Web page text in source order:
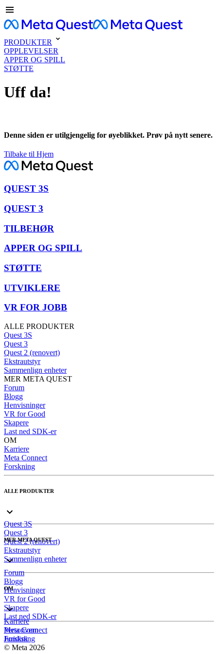
PRODUKTER
OPPLEVELSER
APPER OG SPILL
STØTTE
Uff da!
Denne siden er utilgjengelig for øyeblikket. Prøv på nytt senere.
Tilbake til Hjem
QUEST 3S
QUEST 3
TILBEHØR
APPER OG SPILL
STØTTE
UTVIKLERE
VR FOR JOBB
ALLE PRODUKTER
Quest 3S
Quest 3
Quest 2 (renovert)
Ekstrautstyr
Sammenlign enheter
MER META QUEST
Forum
Blogg
Henvisninger
VR for Good
Skapere
Last ned SDK-er
OM
Karriere
Meta Connect
Forskning
ALLE PRODUKTER
Quest 3S
Quest 3
Quest 2 (renovert)
Ekstrautstyr
Sammenlign enheter
MER META QUEST
Forum
Blogg
Henvisninger
VR for Good
Skapere
Last ned SDK-er
OM
Karriere
Meta Connect
Forskning
Personvern
Juridisk
© Meta 2026